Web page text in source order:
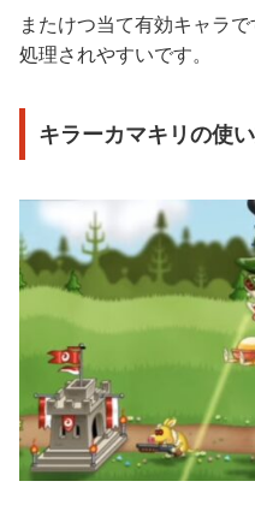
またけつ当て有効キャラ
処理されやすいです。
キラーカマキリの使